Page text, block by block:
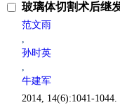
玻璃体切割术后继
范文雨
,
孙时英
,
牛建军
2014, 14(6):1041-1044.